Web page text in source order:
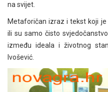
na svijet.
Metaforičan izraz i tekst koji
ili su samo čisto
između ideala i životnog
Ivošević.